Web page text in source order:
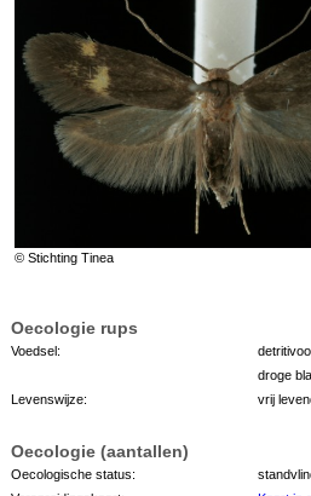
© Stichting Tinea
Oecologie rups
Voedsel:
droge
Levenswijze:
vrij
Oecologie (aantallen)
Oecologische status: